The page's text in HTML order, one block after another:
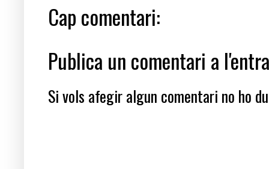
Cap comentari:
Publica un comentari a
Si vols afegir algun comentari no ho